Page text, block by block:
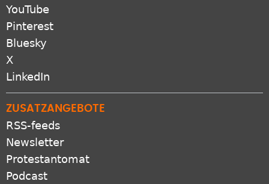
YouTube
Pinterest
Bluesky
X
LinkedIn
ZUSATZANGEBOTE
RSS-feeds
Newsletter
Protestantomat
Podcast